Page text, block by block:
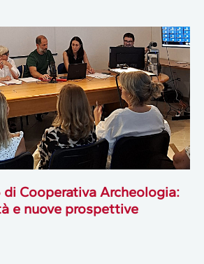
Cooperativa Archeologia:
e nuove prospettive